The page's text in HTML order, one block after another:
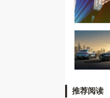
持Wi-Fi7
数字经济
何拧紧“安
看大场面才
推荐阅读